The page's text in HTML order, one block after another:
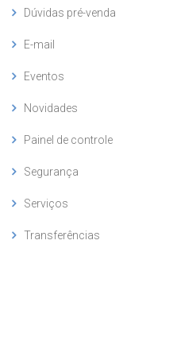
Dúvidas pré-venda
E-mail
Eventos
Novidades
Painel de controle
Segurança
Serviços
Transferências